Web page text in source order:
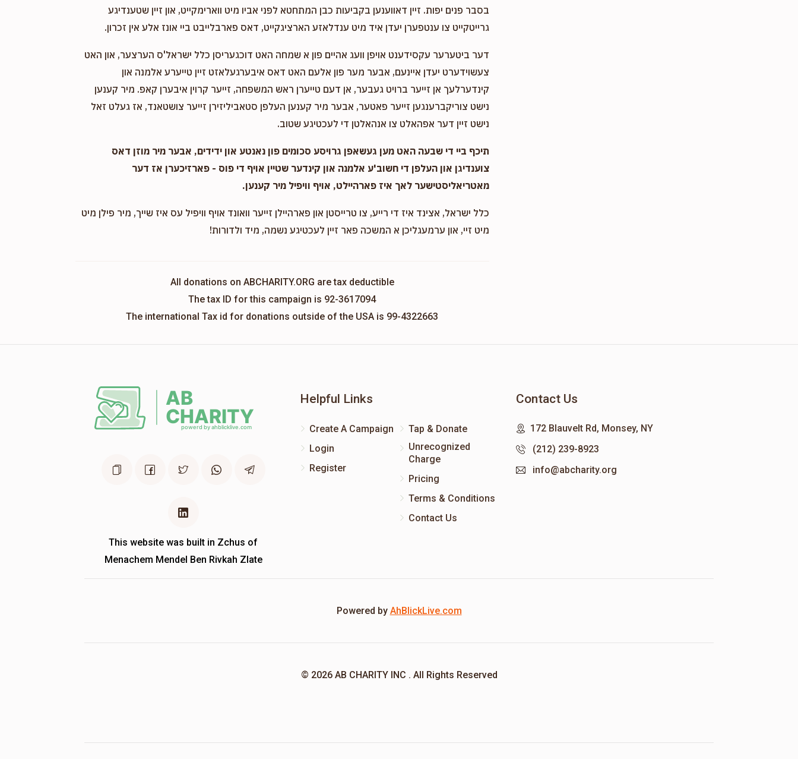
בסבר פנים יפות. זיין דאווענען בקביעות כבן המתחטא לפני אביו מיט ווארימקייט, און זיין שטענדיגע
גרייטקייט צו ענטפערן יעדן איד מיט ענדלאזע הארציגקייט, דאס פארבלייבט ביי אונז אלע אין זכרון.
דער ביטערער עקסידענט אויפן וועג אהיים פון א שמחה האט דוכגעריסן כלל ישראל'ס הערצער, און האט
צעשוידערט יעדן איינעם, אבער מער פון אלעם האט דאס איבערגעלאזט זיין טייערע אלמנה און
קינדערלעך אן זייער ברויט געבער, אן דעם טייערן ראש המשפחה, זייער קרוין איבערן קאפ. מיר קענען
נישט צוריקברענגען זייער פאטער, אבער מיר קענען העלפן סטאביליזירן זייער צושטאנד, אז געלט זאל
נישט זיין דער אפהאלט צו אנהאלטן די לעכטיגע שטוב.
תיכף ביי די שבעה האט מען געשאפן גרויסע סכומים פון נאנטע און ידידים, אבער מיר מוזן דאס
צוענדיגן און העלפן די חשוב'ע אלמנה און קינדער שטיין אויף די פוס - פארזיכערן אז דער
מאטריאליסטישער לאך איז פארהיילט, אויף וויפיל מיר קענען.
כלל ישראל, אצינד איז די רייע, צו טרייסטן און פארהיילן זייער וואונד אויף וויפיל עס איז שייך, מיר פילן מיט
מיט זיי, און ערמעגליכן א המשכה פאר זיין לעכטיגע נשמה, מיד ולדורות!
All donations on ABCHARITY.ORG are tax deductible
The tax ID for this campaign is 92-3617094
The international Tax id for donations outside of the USA is 99-4322663
This website was built in Zchus of
Menachem Mendel Ben Rivkah Zlate
Helpful Links
Create A Campaign
Login
Register
Tap & Donate
Unrecognized
Charge
Pricing
Terms & Conditions
Contact Us
Contact Us
172 Blauvelt Rd, Monsey, NY
(212) 239-8923
info@abcharity.org
Powered by AhBlickLive.com
© 2026 AB CHARITY INC . All Rights Reserved